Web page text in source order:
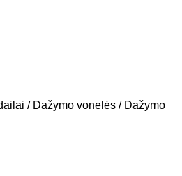
Dažymo vonelės
Dažymo